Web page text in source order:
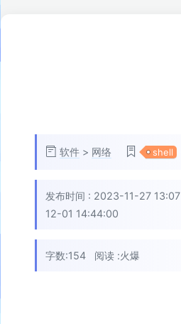
软件 > 网络 shell
发布时间 : 2023-11-27 13:07
12-01 14:44:00
字数:154 阅读 :火爆